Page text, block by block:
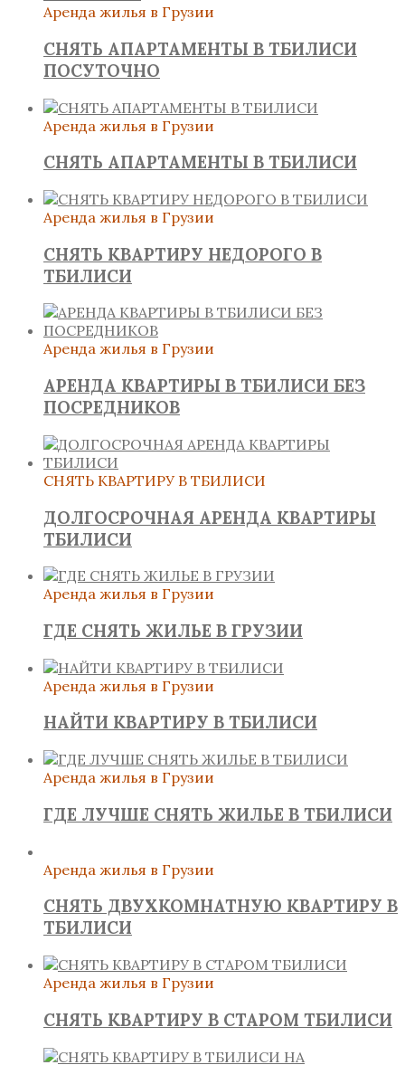
Аренда жилья в Грузии
СНЯТЬ АПАРТАМЕНТЫ В ТБИЛИСИ
ПОСУТОЧНО
Аренда жилья в Грузии
СНЯТЬ АПАРТАМЕНТЫ В ТБИЛИСИ
Аренда жилья в Грузии
СНЯТЬ КВАРТИРУ НЕДОРОГО В
ТБИЛИСИ
Аренда жилья в Грузии
АРЕНДА КВАРТИРЫ В ТБИЛИСИ БЕЗ
ПОСРЕДНИКОВ
СНЯТЬ КВАРТИРУ В ТБИЛИСИ
ДОЛГОСРОЧНАЯ АРЕНДА КВАРТИРЫ
ТБИЛИСИ
Аренда жилья в Грузии
ГДЕ СНЯТЬ ЖИЛЬЕ В ГРУЗИИ
Аренда жилья в Грузии
НАЙТИ КВАРТИРУ В ТБИЛИСИ
Аренда жилья в Грузии
ГДЕ ЛУЧШЕ СНЯТЬ ЖИЛЬЕ В ТБИЛИСИ
Аренда жилья в Грузии
СНЯТЬ ДВУХКОМНАТНУЮ КВАРТИРУ В
ТБИЛИСИ
Аренда жилья в Грузии
СНЯТЬ КВАРТИРУ В СТАРОМ ТБИЛИСИ